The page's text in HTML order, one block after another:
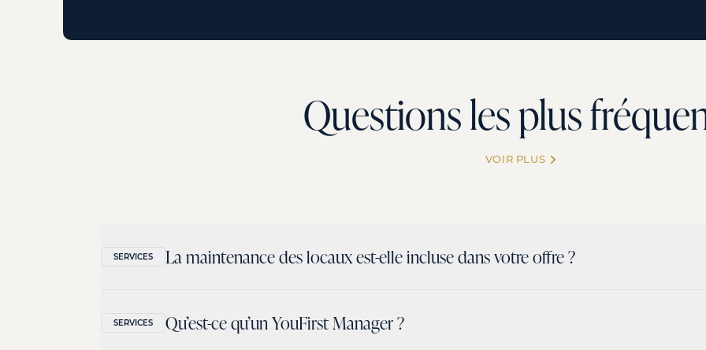
Questions les plus
VOIR PLUS
SERVICES La maintenance des locaux est-elle incluse dans votre offre ?
L’entretien et la sécurité de l’immeuble est incluse pour les parties communes de l’immeuble.
Vous pouvez ainsi vous concentrer sur l’essentiel, le bien-vivre de vos collaborateurs.
SERVICES Qu’est-ce qu’un YouFirst Manager ?